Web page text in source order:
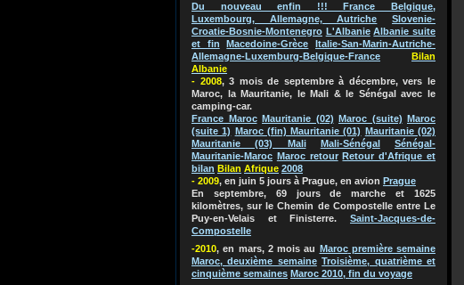
Du nouveau enfin !!! France Belgique,
Luxembourg, Allemagne, Autriche
Slovenie-
Croatie-Bosnie-Montenegro L'Albanie Albanie suite
et fin
Macedoine-Grèce
Italie-San-Marin-Autriche-
Allemagne-Luxemburg-Belgique-France
Bilan
Albanie
- 2008, 3 mois de septembre à décembre, vers le
Maroc, la Mauritanie, le Mali & le Sénégal avec le
camping-car.
France Maroc
Mauritanie (02) Maroc (suite)
Maroc
(suite 1)
Maroc (fin) Mauritanie (01)
Mauritanie (02)
Mauritanie (03) Mali
Mali-Sénégal
Sénégal-
Mauritanie-Maroc Maroc retour Retour d'Afrique et
bilan Bilan Afrique 2008
- 2009, en juin 5 jours à Prague, en avion Prague
En septembre, 69 jours de marche et 1625
kilomètres, sur le Chemin de Compostelle entre Le
Puy-en-Velais et Finisterre. Saint-Jacques-de-
Compostelle
-2010, en mars, 2 mois au Marocpremière semaine
Maroc, deuxième semaine Troisième, quatrième et
cinquième semaines Maroc 2010, fin du voyage